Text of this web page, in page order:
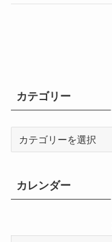
カテゴリー
ー
カレンダー